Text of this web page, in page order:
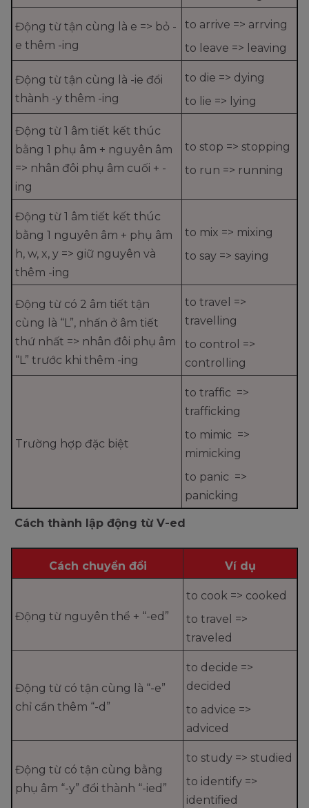
Động từ tận cùng là e => bỏ -
e thêm -ing
to arrive => arrving
to leave => leaving
Động từ tận cùng là -ie đổi
thành -y thêm -ing
to die => dying
to lie => lying
Động từ 1 âm tiết kết thúc
bằng 1 phụ âm + nguyên âm
=> nhân đôi phụ âm cuối + -
ing
to stop => stopping
to run => running
Động từ 1 âm tiết kết thúc
bằng 1 nguyên âm + phụ âm
h, w, x, y => giữ nguyên và
thêm -ing
to mix => mixing
to say => saying
Động từ có 2 âm tiết tận
cùng là “L”, nhấn ở âm tiết
thứ nhất => nhân đôi phụ âm
“L” trước khi thêm -ing
to travel =>
travelling
to control =>
controlling
Trường hợp đặc biệt
to traffic =>
trafficking
to mimic =>
mimicking
to panic =>
panicking
Cách thành lập động từ V-ed
Cách chuyển đổi Ví dụ
Động từ nguyên thể + “-ed”
to cook => cooked
to travel =>
traveled
Động từ có tận cùng là “-e”
chỉ cần thêm “-d”
to decide =>
decided
to advice =>
adviced
Động từ có tận cùng bằng
phụ âm “-y” đổi thành “-ied”
to study => studied
to identify =>
identified